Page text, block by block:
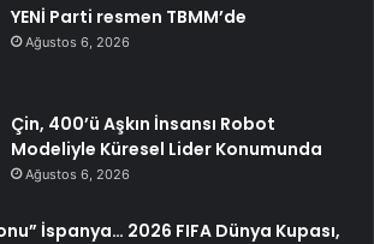
YENİ Parti resmen TBMM’de
Ağustos 6, 2026
Çin, 400’ü Aşkın İnsansı Robot
Modeliyle Küresel Lider Konumunda
Ağustos 6, 2026
İspanya… 2026 FIFA Dünya Kupası,